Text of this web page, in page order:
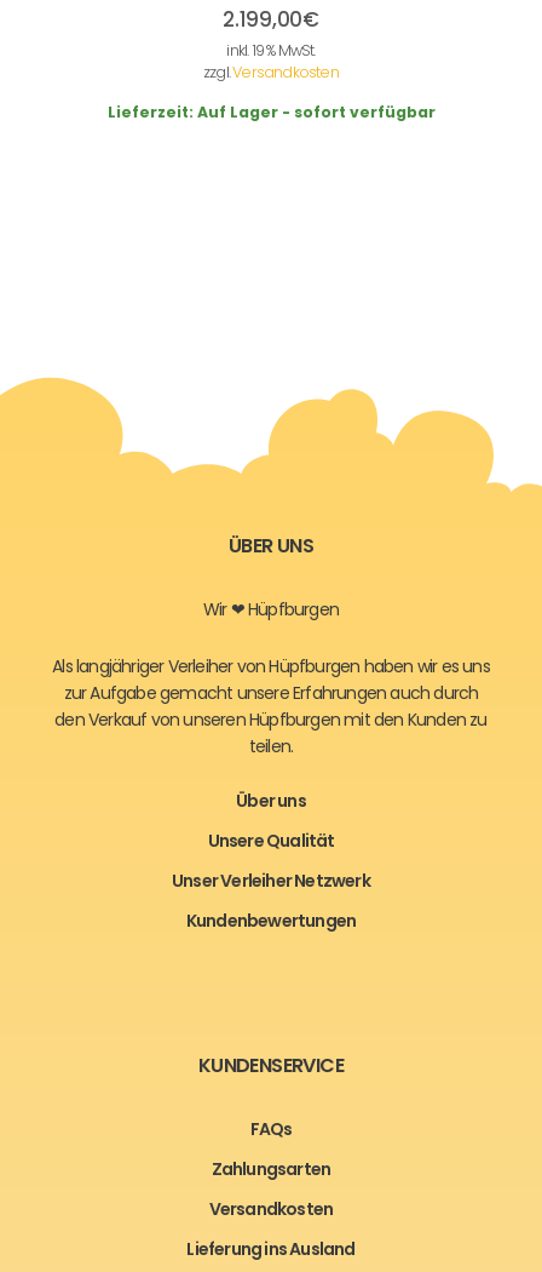
2.199,00€
inkl. 19 % MwSt.
zzgl.Versandkosten
Lieferzeit: Auf Lager - sofort verfügbar
ÜBER UNS
Wir ❤ Hüpfburgen
Als langjähriger Verleiher von Hüpfburgen haben wir es uns
zur Aufgabe gemacht unsere Erfahrungen auch durch
den Verkauf von unseren Hüpfburgen mit den Kunden zu
teilen.
Über uns
Unsere Qualität
Unser Verleiher Netzwerk
Kundenbewertungen
KUNDENSERVICE
FAQs
Zahlungsarten
Versandkosten
Lieferung ins Ausland